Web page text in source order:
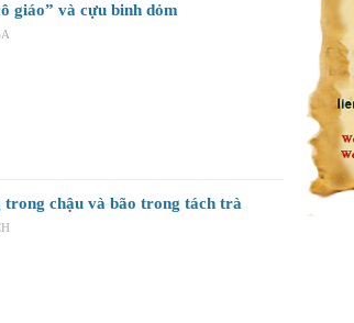
giáo” và cựu binh dỏm
trong chậu và bão trong tách trà